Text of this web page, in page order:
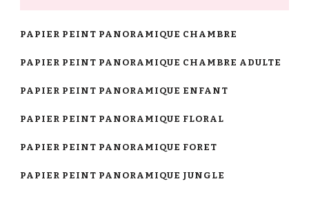
PAPIER PEINT PANORAMIQUE CHAMBRE
PAPIER PEINT PANORAMIQUE CHAMBRE ADULTE
PAPIER PEINT PANORAMIQUE ENFANT
PAPIER PEINT PANORAMIQUE FLORAL
PAPIER PEINT PANORAMIQUE FORET
PAPIER PEINT PANORAMIQUE JUNGLE